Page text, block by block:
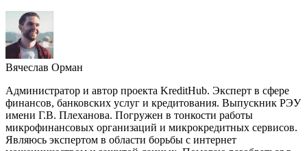
Вячеслав Орман
Администратор и автор проекта KreditHub. Эксперт в сфере
финансов, банковских услуг и кредитования. Выпускник РЭУ
имени Г.В. Плеханова. Погружен в тонкости работы
микрофинансовых организаций и микрокредитных сервисов.
Являюсь экспертом в области борьбы с интернет